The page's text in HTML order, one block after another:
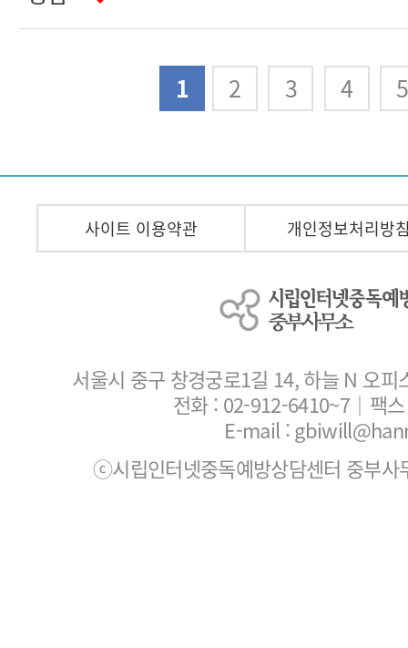
1 2 3 4 5
사이트 이용약관 개인정보처리방
서울시 중구 창경궁로1길 14, 하늘 N 오
전화 : 02-912-6410~7 ｜팩
E-mail :
ⓒ시립인터넷중독예방상담센터 중부